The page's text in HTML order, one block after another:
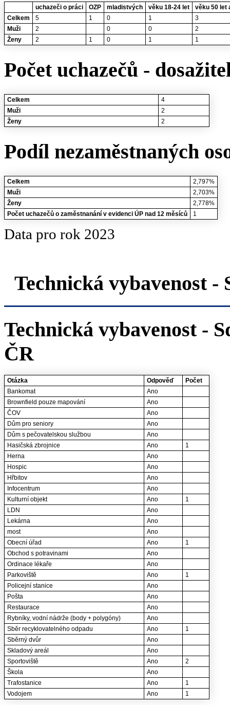
uchazeči o práci OZP mladistvých věku 18-24 let
věku 50 let
Celkem
5 1 0 1
3
Muži
2 0 0
2
Ženy
2 1 0 1 1
Počet uchazečů -
Celkem
4
Muži
2
Ženy
2
Podíl nezaměstnaných
Celkem
2,797%
Muži
2,703%
Ženy
2,778%
Počet uchazečů o zaměstnanání v evidenci ÚP nad 12 měsíců
1
Data pro rok 2023
Technická vybavenost -
Technická vybavenost -
ČR
Otázka Odpověď
Počet
Bankomat
Ano
Brownfield pouze mapování
Ano
ČOV
Ano
Dům pro seniory
Ano
Dům s pečovatelskou službou
Ano
Hasičská zbrojnice
Ano
1
Herna
Ano
Hospic
Ano
Hřbitov
Ano
Infocentrum
Ano
Kulturní objekt
Ano
1
LDN
Ano
Lekárna
Ano
most
Ano
Obecní úřad
Ano
1
Obchod s potravinami
Ano
Ordinace lékaře
Ano
Parkoviště
Ano
1
Policejní stanice
Ano
Pošta
Ano
Restaurace
Ano
Rybníky, vodní nádrže (body + polygóny)
Ano
Sběr recyklovatelného odpadu
Ano
1
Sběrný dvůr
Ano
Skladový areál
Ano
Sportoviště
Ano
2
Škola
Ano
Trafostanice
Ano
1
Vodojem
Ano 1